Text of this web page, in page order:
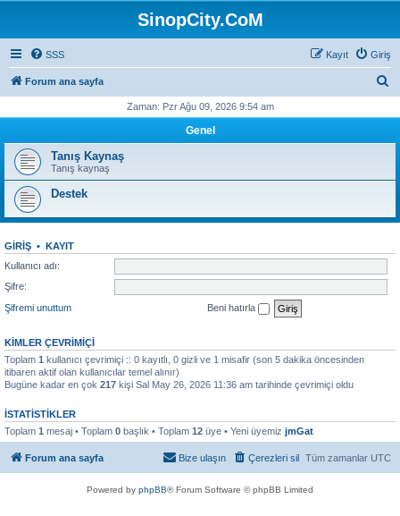
SinopCity.CoM
SSS Giriş
Kayıt
Forum ana sayfa
Zaman: Pzr Ağu 09, 2026 9:54 am
Genel
Tanış Kaynaş
Tanış kaynaş
Destek
GIRIŞ • KAYIT
Kullanıcı adı:
Şifre:
Şifremi unuttum
Beni hatırla
KIMLER ÇEVRIMIÇI
Toplam 1 kullanıcı çevrimiçi :: 0 kayıtlı, 0 gizli ve 1 misafir (son 5 dakika öncesinden
itibaren aktif olan kullanıcılar temel alınır)
Bugüne kadar en çok 217 kişi Sal May 26, 2026 11:36 am tarihinde çevrimiçi oldu
İSTATISTIKLER
Toplam 1 mesaj • Toplam 0 başlık • Toplam 12 üye • Yeni üyemiz jmGat
Forum ana sayfa Tüm zamanlar UTC
Çerezleri sil
Bize ulaşın
Powered by phpBB® Forum Software © phpBB Limited